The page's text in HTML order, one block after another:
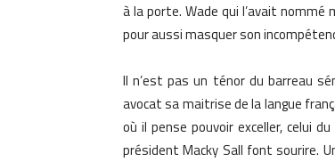
à la porte. Wade qui l’avait nommé
pour aussi masquer son
Il n’est pas un ténor du barreau
avocat sa maitrise de la langue
où il pense pouvoir exceller, celui
président Macky Sall font sourire.